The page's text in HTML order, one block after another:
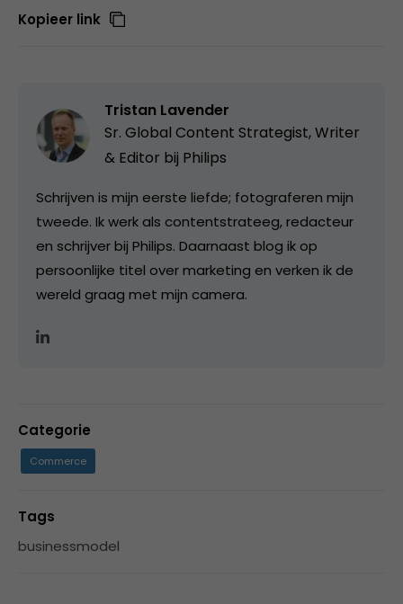
Kopieer link
Tristan Lavender
Sr. Global Content Strategist, Writer
& Editor bij Philips
Schrijven is mijn eerste liefde; fotograferen mijn
tweede. Ik werk als contentstrateeg, redacteur
en schrijver bij Philips. Daarnaast blog ik op
persoonlijke titel over marketing en verken ik de
wereld graag met mijn camera.
Categorie
Commerce
Tags
businessmodel